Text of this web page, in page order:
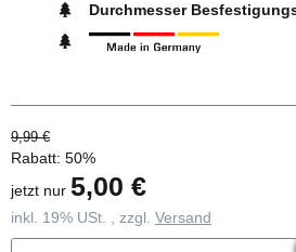
Durchmesser
9,99 €
Rabatt: 50%
jetzt nur 5,00 €
inkl. 19% USt. , zzgl. Versand